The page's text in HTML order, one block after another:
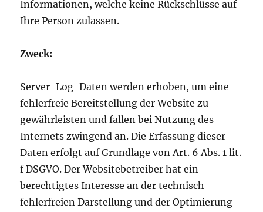
Informationen, welche keine Rückschlüsse auf
Ihre Person zulassen.
Zweck:
Server-Log-Daten werden erhoben, um eine
fehlerfreie Bereitstellung der Website zu
gewährleisten und fallen bei Nutzung des
Internets zwingend an. Die Erfassung dieser
Daten erfolgt auf Grundlage von Art. 6 Abs. 1 lit.
f DSGVO. Der Websitebetreiber hat ein
berechtigtes Interesse an der technisch
fehlerfreien Darstellung und der Optimierung